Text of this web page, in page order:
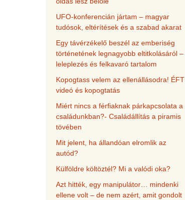
UFO-konferencián jártam – magyar
tudósok, eltérítések és a szabad akarat
Egy távérzékelő beszél az emberiség
történetének legnagyobb eltitkolásáról –
leleplezés és felkavaró tartalom
Kopogtass velem az ellenállásodra! ÉFT
videó és kopogtatás
Miért nincs a férfiaknak párkapcsolata a
családunkban?- Családállítás a piramis
tövében
Mit jelent, ha állandóan elromlik az
autód?
Külföldre költöztél? Mi a valódi oka?
Azt hitték, egy manipulátor… mindenki
ellene volt – de nem azért, amit gondolt